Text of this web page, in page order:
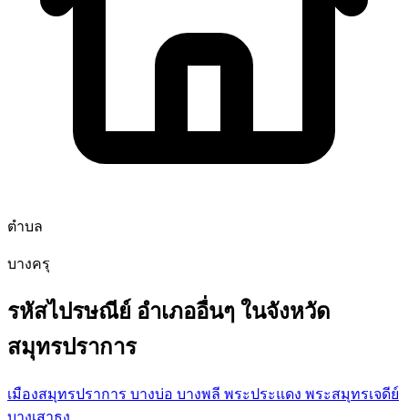
ตำบล
บางครุ
รหัสไปรษณีย์ อำเภออื่นๆ ในจังหวัด
สมุทรปราการ
เมืองสมุทรปราการ บางบ่อ บางพลี พระประแดง พระสมุทรเจดีย์
บางเสาธง